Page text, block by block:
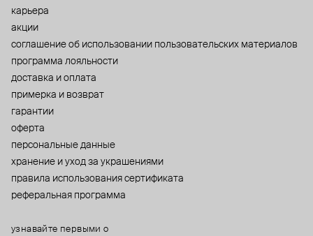
карьера
акции
cоглашение об использовании пользовательских материалов
программа лояльности
доставка и оплата
примерка и возврат
гарантии
оферта
персональные данные
хранение и уход за украшениями
правила использования сертификата
реферальная программа
узнавайте первыми о